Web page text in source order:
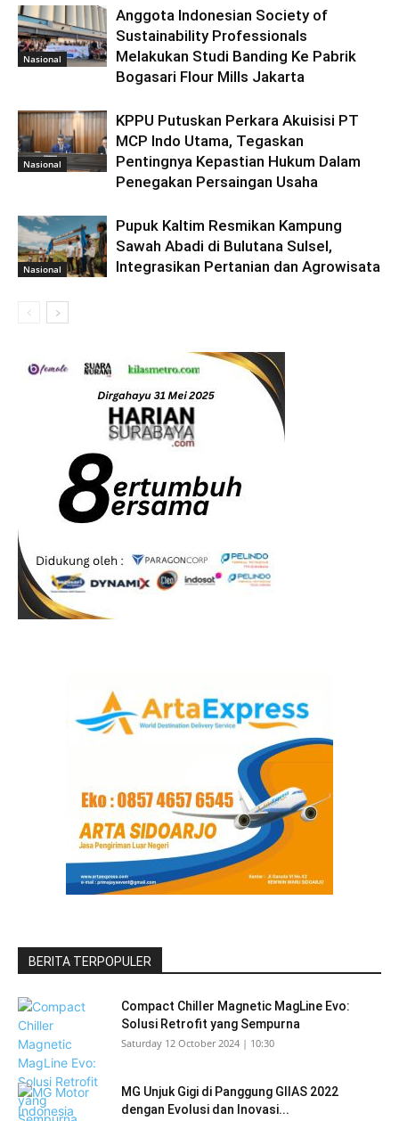
Nasional
Anggota Indonesian Society of
Sustainability Professionals
Melakukan Studi Banding Ke Pabrik
Bogasari Flour Mills Jakarta
Nasional
KPPU Putuskan Perkara Akuisisi PT
MCP Indo Utama, Tegaskan
Pentingnya Kepastian Hukum Dalam
Penegakan Persaingan Usaha
Nasional
Pupuk Kaltim Resmikan Kampung
Sawah Abadi di Bulutana Sulsel,
Integrasikan Pertanian dan Agrowisata
BERITA TERPOPULER
Compact Chiller Magnetic MagLine Evo:
Solusi Retrofit yang Sempurna
Saturday 12 October 2024 | 10:30
MG Unjuk Gigi di Panggung GIIAS 2022
dengan Evolusi dan Inovasi...